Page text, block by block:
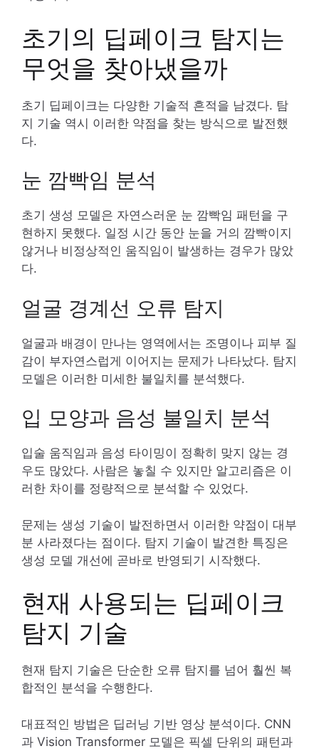
초기의 딥페이크 탐지는
무엇을 찾아냈을까
초기 딥페이크는 다양한 기술적 흔적을 남겼다. 탐
지 기술 역시 이러한 약점을 찾는 방식으로 발전했
다.
눈 깜빡임 분석
초기 생성 모델은 자연스러운 눈 깜빡임 패턴을 구
현하지 못했다. 일정 시간 동안 눈을 거의 깜빡이지
않거나 비정상적인 움직임이 발생하는 경우가 많았
다.
얼굴 경계선 오류 탐지
얼굴과 배경이 만나는 영역에서는 조명이나 피부 질
감이 부자연스럽게 이어지는 문제가 나타났다. 탐지
모델은 이러한 미세한 불일치를 분석했다.
입 모양과 음성 불일치 분석
입술 움직임과 음성 타이밍이 정확히 맞지 않는 경
우도 많았다. 사람은 놓칠 수 있지만 알고리즘은 이
러한 차이를 정량적으로 분석할 수 있었다.
문제는 생성 기술이 발전하면서 이러한 약점이 대부
분 사라졌다는 점이다. 탐지 기술이 발견한 특징은
생성 모델 개선에 곧바로 반영되기 시작했다.
현재 사용되는 딥페이크
탐지 기술
현재 탐지 기술은 단순한 오류 탐지를 넘어 훨씬 복
합적인 분석을 수행한다.
대표적인 방법은 딥러닝 기반 영상 분석이다. CNN
과 Vision Transformer 모델은 픽셀 단위의 패턴과